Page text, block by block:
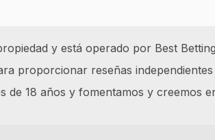
y está operado por Best
proporcionar reseñas
de 18 años y fomentamos y creemos